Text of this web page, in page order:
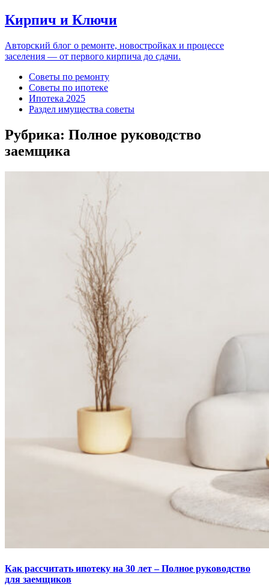
Кирпич и Ключи
Авторский блог о ремонте, новостройках и процессе
заселения — от первого кирпича до сдачи.
Советы по ремонту
Советы по ипотеке
Ипотека 2025
Раздел имущества советы
Рубрика: Полное руководство
заемщика
Как рассчитать ипотеку на 30 лет – Полное руководство
для заемщиков